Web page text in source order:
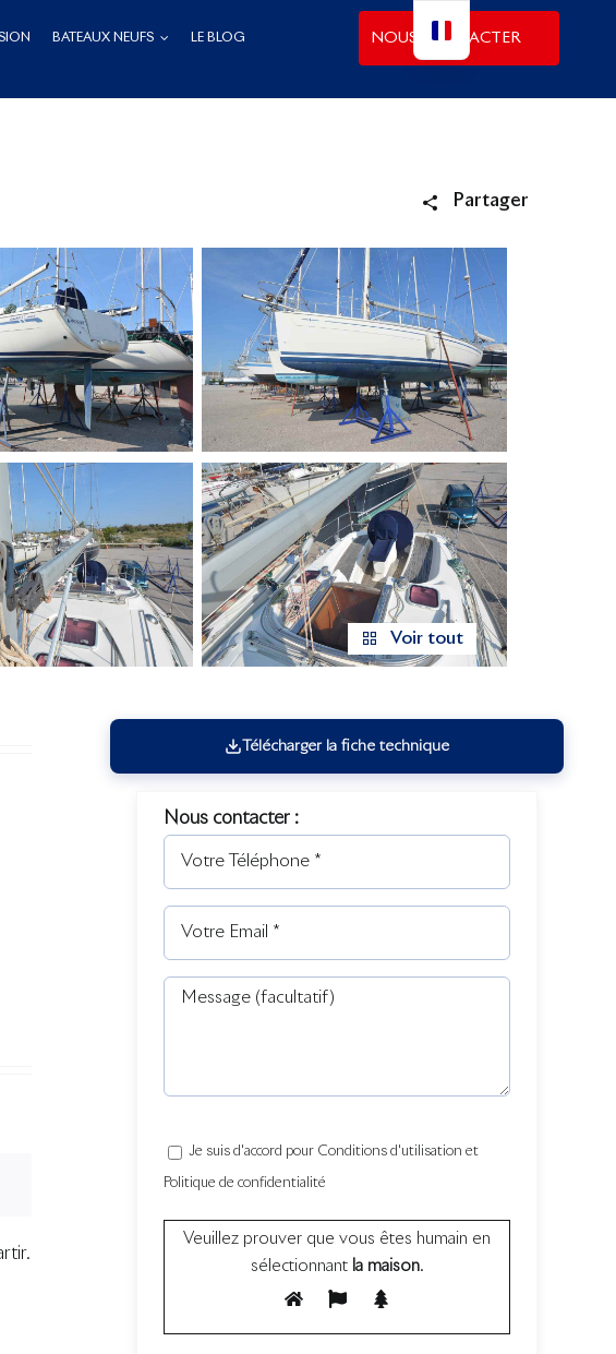
BATEAUX NEUFS LE BLOG NOUS CONTACTER
Partager
Voir tout
Télécharger la fiche technique
Nous contacter :
Je suis d'accord pour Conditions d'utilisation et
Politique de confidentialité
Veuillez prouver que vous êtes humain en
sélectionnantla maison.